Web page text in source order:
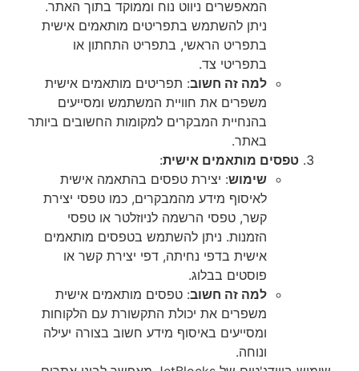
המאפשרים ניווט נוח וממוקד בתוך האתר.
ניתן להשתמש בתפריטים מותאמים אישית
בתפריט הראשי, בתפריט התחתון או
בתפריטי צד.
למה זה חשוב: תפריטים מותאמים אישית
משפרים את חוויית המשתמש ומסייעים
בהנחיית המבקרים למקומות החשובים ביותר
באתר.
טפסים מותאמים אישית:
שימוש: יצירת טפסים בהתאמה אישית
לאיסוף מידע מהמבקרים, כמו טפסי יצירת
קשר, טפסי הרשמה לניוזלטר או טפסי
הזמנות. ניתן להשתמש בטפסים מותאמים
אישית בדפי נחיתה, דפי יצירת קשר או
פוסטים בבלוג.
למה זה חשוב: טפסים מותאמים אישית
משפרים את יכולת התקשורת עם הלקוחות
ומסייעים באיסוף מידע חשוב בצורה יעילה
ונוחה.